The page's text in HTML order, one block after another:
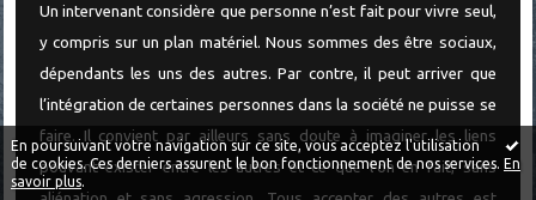
En poursuivant votre navigation sur ce site, vous acceptez l'utilisation
de cookies. Ces derniers assurent le bon fonctionnement de nos services. En
savoir plus.
Un intervenant considère que personne n’est fait pour vivre seul,
y compris sur un plan matériel. Nous sommes des être sociaux,
dépendants les uns des autres. Par contre, il peut arriver que
l’intégration de certaines personnes dans la société ne puisse se
faire. Il convient par ailleurs sans doute à imaginer les liens
pouvant exister entre les autres et ce que l’on en fait, sans